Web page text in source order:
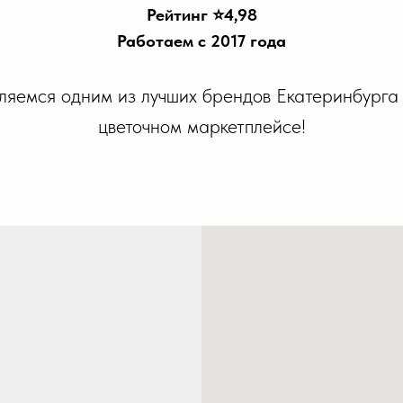
Рейтинг ⭐️4,98
Работаем с 2017 года
одним из лучших брендов
цветочном маркетплейсе!